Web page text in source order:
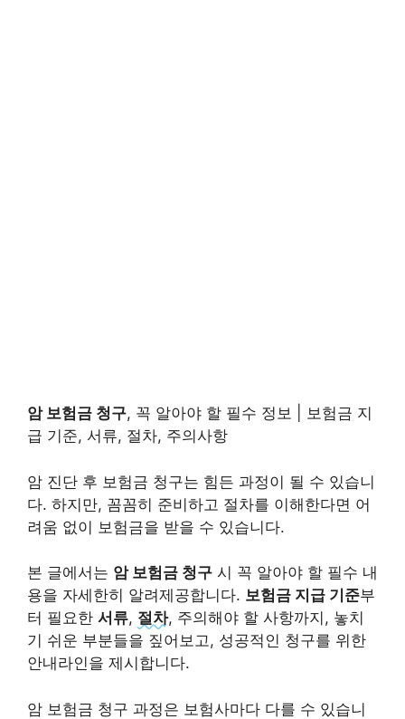
암 보험금 청구, 꼭 알아야 할 필수 정보 | 보험금 지
급 기준, 서류, 절차, 주의사항
암 진단 후 보험금 청구는 힘든 과정이 될 수 있습니
다. 하지만, 꼼꼼히 준비하고 절차를 이해한다면 어
려움 없이 보험금을 받을 수 있습니다.
본 글에서는 암 보험금 청구 시 꼭 알아야 할 필수 내
용을 자세한히 알려제공합니다. 보험금 지급 기준부
터 필요한 서류, 절차, 주의해야 할 사항까지, 놓치
기 쉬운 부분들을 짚어보고, 성공적인 청구를 위한
안내라인을 제시합니다.
암 보험금 청구 과정은 보험사마다 다를 수 있습니